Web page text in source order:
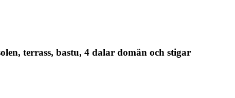
terrass, bastu, 4 dalar domän och stigar